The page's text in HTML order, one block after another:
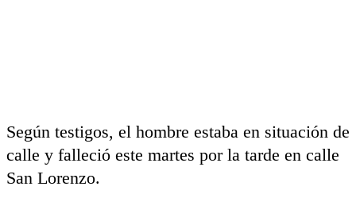
Según testigos, el hombre estaba en situación de
calle y falleció este martes por la tarde en calle
San Lorenzo.